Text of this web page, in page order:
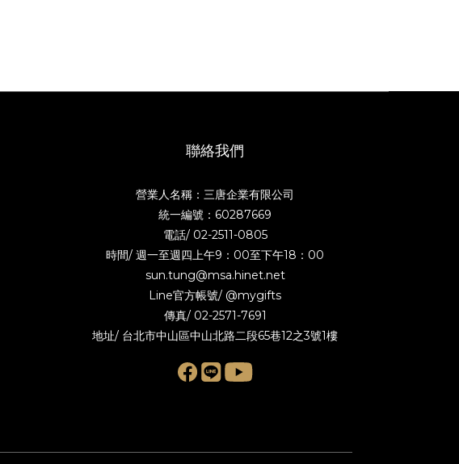
聯絡我們
營業人名稱：三唐企業有限公司
統一編號：60287669
電話/ 02-2511-0805
時間/ 週一至週四上午9：00至下午18：00
sun.tung@msa.hinet.net
Line官方帳號/ @mygifts
傳真/ 02-2571-7691
地址/ 台北市中山區中山北路二段65巷12之3號1樓